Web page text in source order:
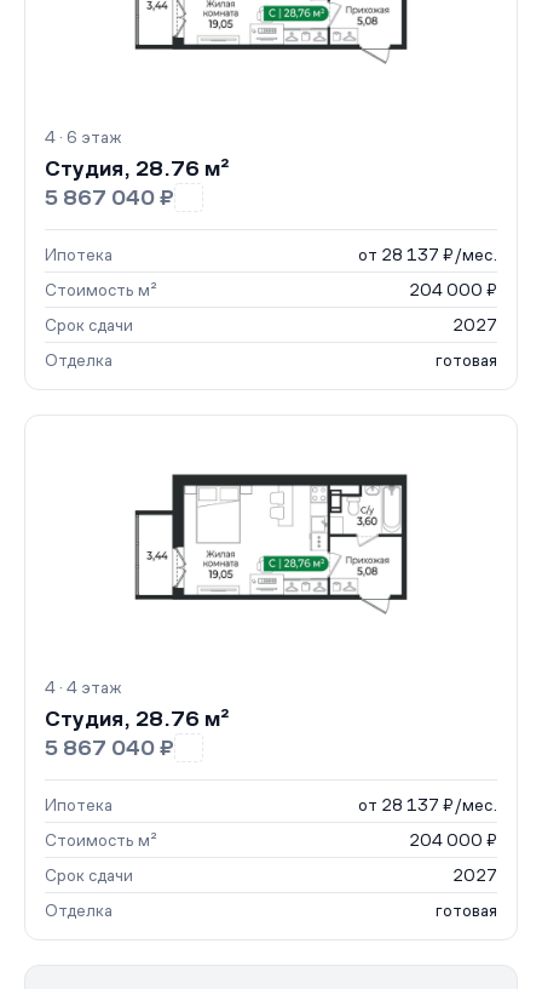
4 · 6 этаж
Студия, 28.76 м²
5 867 040 ₽
Ипотека
от 28 137 ₽/мес.
Стоимость м²
204 000 ₽
Срок сдачи
2027
Отделка
готовая
4 · 4 этаж
Студия, 28.76 м²
5 867 040 ₽
Ипотека
от 28 137 ₽/мес.
Стоимость м²
204 000 ₽
Срок сдачи
2027
Отделка
готовая